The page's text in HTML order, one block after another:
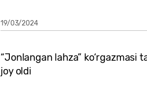
19/03/2024
“Jonlangan lahza”
joy oldi